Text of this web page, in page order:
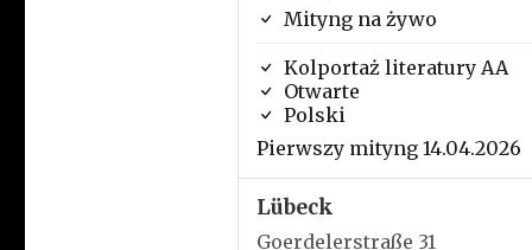
Mityng na żywo
Kolportaż literatury AA
Otwarte
Polski
Pierwszy mityng 14.04.2026
Lübeck
Goerdelerstraße 31